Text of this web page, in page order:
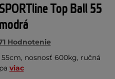
Top Ball 55
Hodnotenie
nosnosť 600kg, ručná
viac